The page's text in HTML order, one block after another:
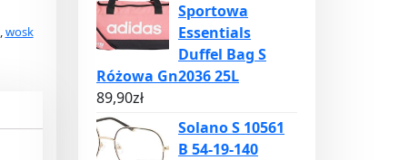
,wosk
Sportowa
Essentials
Duffel Bag S
Różowa Gn2036 25L
89,90zł
Solano S 10561
B 54-19-140